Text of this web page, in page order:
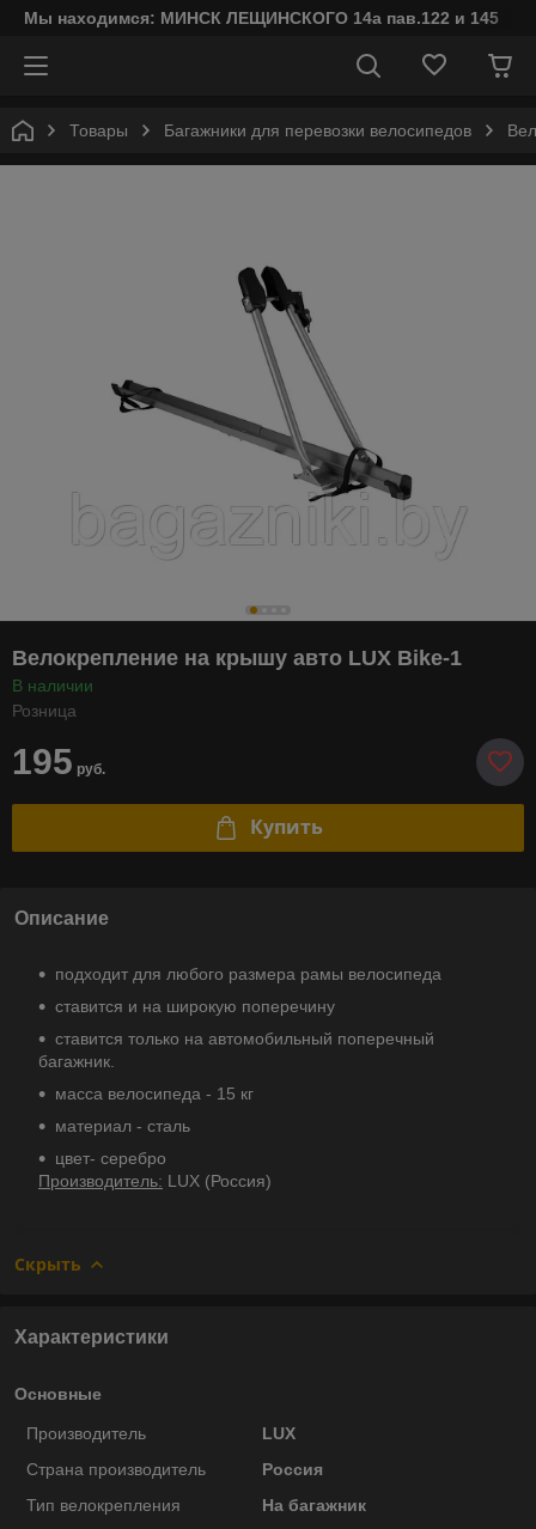
Мы находимся: МИНСК ЛЕЩИНСКОГО 14а пав.122 и 145
Товары Багажники для перевозки велосипедов
Велокрепление на крышу авто LUX Bike-1
В наличии
Розница
195 руб.
Купить
Описание
подходит для любого размера рамы велосипеда
ставится и на широкую поперечину
ставится только на автомобильный поперечный
багажник.
масса велосипеда - 15 кг
материал - сталь
цвет- серебро
Производитель: LUX (Россия)
Скрыть
Характеристики
Основные
Производитель
LUX
Страна производитель
Россия
Тип велокрепления
На багажник